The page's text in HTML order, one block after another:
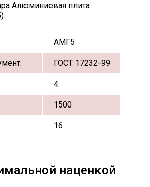
Алюминиевая плита
АМГ5
ГОСТ 17232-99
4
1500
16
наценкой